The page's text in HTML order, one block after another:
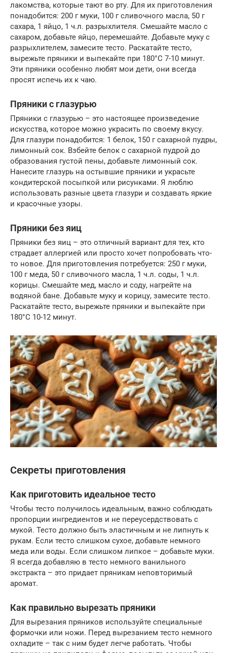
лакомства, которые тают во рту. Для их приготовления
понадобится: 200 г муки, 100 г сливочного масла, 50 г
сахара, 1 яйцо, 1 ч.л. разрыхлителя. Смешайте масло с
сахаром, добавьте яйцо, перемешайте. Добавьте муку с
разрыхлителем, замесите тесто. Раскатайте тесто,
вырежьте пряники и выпекайте при 180°C 7-10 минут.
Эти пряники особенно любят мои дети, они всегда
просят испечь их к чаю.
Пряники с глазурью
Пряники с глазурью – это настоящее произведение
искусства, которое можно украсить по своему вкусу.
Для глазури понадобится: 1 белок, 150 г сахарной пудры,
лимонный сок. Взбейте белок с сахарной пудрой до
образования густой пены, добавьте лимонный сок.
Нанесите глазурь на остывшие пряники и украсьте
кондитерской посыпкой или рисунками. Я люблю
использовать разные цвета глазури и создавать яркие
и красочные узоры.
Пряники без яиц
Пряники без яиц – это отличный вариант для тех, кто
страдает аллергией или просто хочет попробовать что-
то новое. Для приготовления потребуется: 250 г муки,
100 г меда, 50 г сливочного масла, 1 ч.л. соды, 1 ч.л.
корицы. Смешайте мед, масло и соду, нагрейте на
водяной бане. Добавьте муку и корицу, замесите тесто.
Раскатайте тесто, вырежьте пряники и выпекайте при
180°C 10-12 минут.
Секреты приготовления
Как приготовить идеальное тесто
Чтобы тесто получилось идеальным, важно соблюдать
пропорции ингредиентов и не переусердствовать с
мукой. Тесто должно быть эластичным и не липнуть к
рукам. Если тесто слишком сухое, добавьте немного
меда или воды. Если слишком липкое – добавьте муки.
Я всегда добавляю в тесто немного ванильного
экстракта – это придает пряникам неповторимый
аромат.
Как правильно вырезать пряники
Для вырезания пряников используйте специальные
формочки или ножи. Перед вырезанием тесто немного
охладите – так с ним будет легче работать. Чтобы